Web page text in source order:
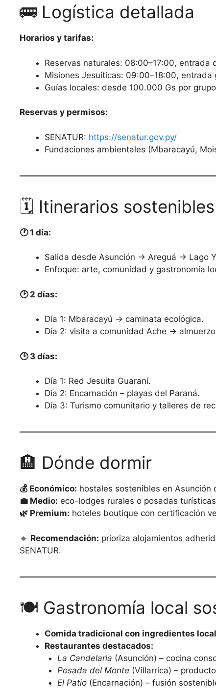
🚌 Logística detallada
Horarios y tarifas:
Reservas naturales: 08:00–17:00, entrada
Misiones Jesuíticas: 09:00–18:00, entrada
Guías locales: desde 100.000 Gs por
Reservas y permisos:
SENATUR: https://senatur.gov.py/
Fundaciones ambientales (Mbaracayú,
🗓️ Itinerarios
🕐 1 día:
Salida desde Asunción → Areguá → Lago
Enfoque: arte, comunidad y gastronomía
🕑 2 días:
Día 1: Mbaracayú → caminata ecológica.
Día 2: visita a comunidad Ache →
🕒 3 días:
Día 1: Red Jesuita Guaraní.
Día 2: Encarnación – playas del Paraná.
Día 3: Turismo comunitario y talleres de
🏨 Dónde dormir
💰 Económico: hostales sostenibles en Asunción
💼 Medio: eco-lodges rurales o posadas
🌿 Premium: hoteles boutique con certificación
🔸 Recomendación: prioriza alojamientos
SENATUR.
🍽️ Gastronomía local
Comida tradicional con ingredientes
Restaurantes destacados:
La Candelaria (Asunción) – cocina
Posada del Monte (Villarrica) –
El Patio(Encarnación) – fusión